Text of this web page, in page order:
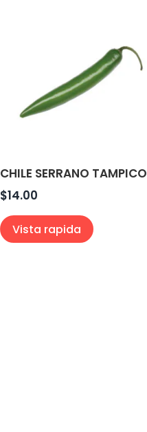
CHILE SERRANO TAMPICO
$14.00
Vista rapida